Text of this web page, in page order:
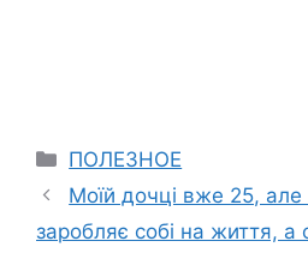
Categories
ПОЛЕЗНОЕ
Моїй дочці вже 25, але
заробляє собі на життя, а